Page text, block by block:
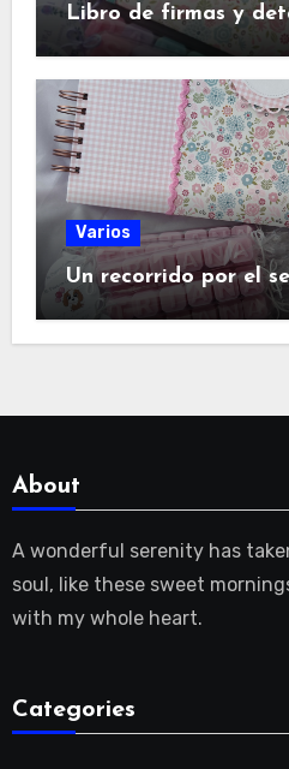
Libro de firmas y
Varios
Un recorrido por el
About
A wonderful serenity has
soul, like these sweet
with my whole heart.
Categories